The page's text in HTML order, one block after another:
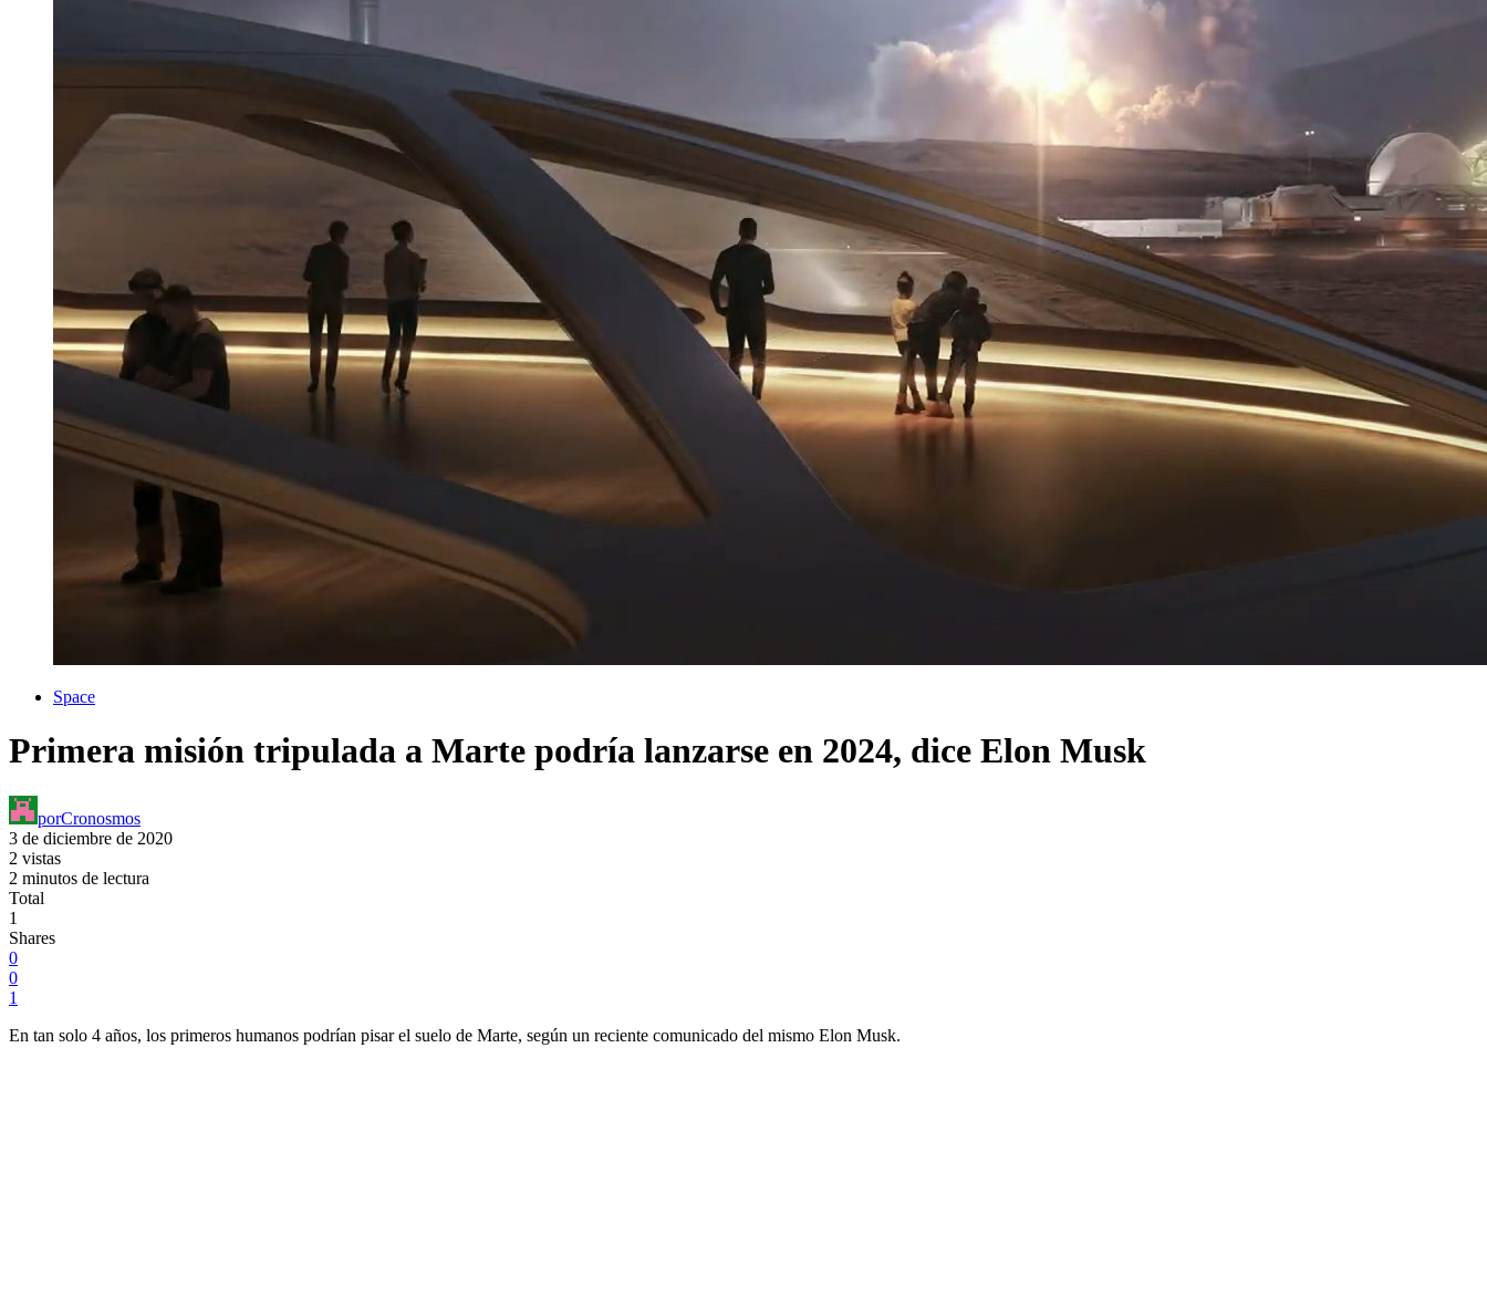
Space
Primera misión tripulada a Marte podría lanzarse en 2024, dice Elon Musk
porCronosmos
3 de diciembre de 2020
2 vistas
2 minutos de lectura
Total
1
Shares
0
0
1
En tan solo 4 años, los primeros humanos podrían pisar el suelo de Marte, según un reciente comunicado del mismo Elon Musk.